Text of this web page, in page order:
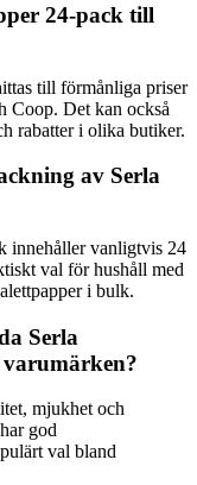
24-pack till
till förmånliga priser
Coop. Det kan också
rabatter i olika butiker.
av Serla
innehåller vanligtvis 24
val för hushåll med
i bulk.
Serla
mjukhet och
god
val bland